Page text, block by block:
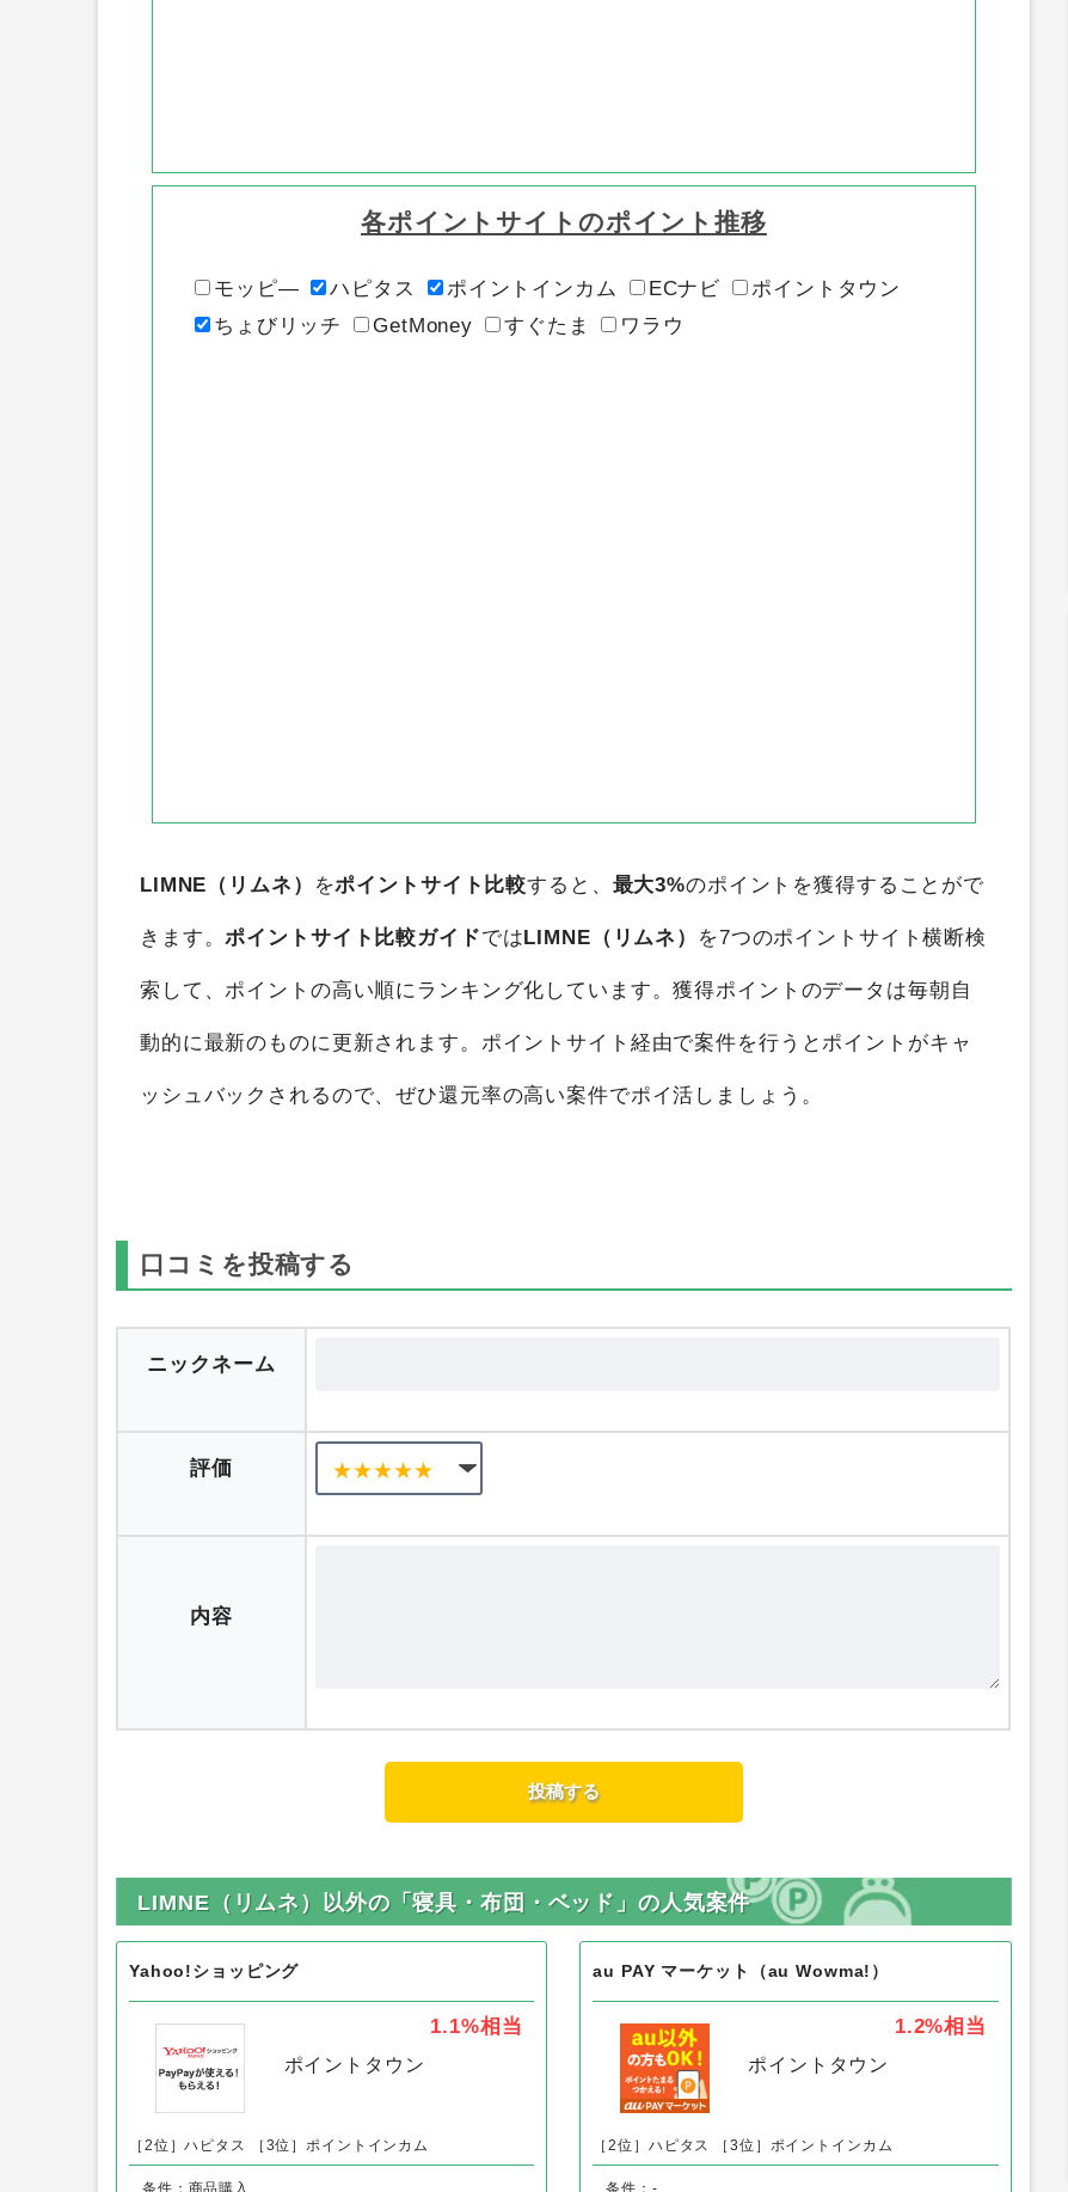
各ポイントサイトのポイント推移
モッピ― ハピタス ポイントインカム ECナビ
ポイントタウン
ちょびリッチ
GetMoney すぐたま ワラウ
LIMNE（リムネ） をポイントサイト比較すると、 最大3%のポイントを獲得することがで
きます。ポイントサイト比較ガイドではLIMNE（リムネ） を7つのポイントサイト横断検
索して、ポイントの高い順にランキング化しています。獲得ポイントのデータは毎朝自
動的に最新のものに更新されます。ポイントサイト経由で案件を行うとポイントがキャ
ッシュバックされるので、ぜひ還元率の高い案件でポイ活しましょう。
口コミを投稿する
ニックネーム
評価
内容
LIMNE（リムネ）以外の「寝具・布団・ベッド」の人気案件
Yahoo!ショッピング
1.1%相当
ポイントタウン
［2位］ハピタス ［3位］ポイントインカム
au PAY マーケット（au Wowma!）
1.2%相当
ポイントタウン
［2位］ハピタス ［3位］ポイントインカム